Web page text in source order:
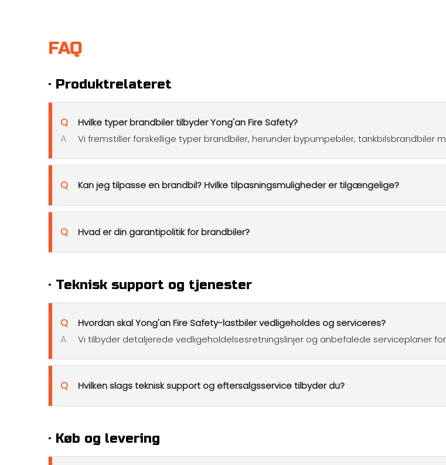
FAQ
· Produktrelateret
Q Hvilke typer brandbiler tilbyder Yong'an Fire Safety?
A Vi fremstiller forskellige typer brandbiler, herunder bypumpebiler, tankbilsbrandbiler
Q Kan jeg tilpasse en brandbil? Hvilke tilpasningsmuligheder er tilgængelige?
Q Hvad er din garantipolitik for brandbiler?
· Teknisk support og tjenester
Q Hvordan skal Yong'an Fire Safety-lastbiler vedligeholdes og serviceres?
A Vi tilbyder detaljerede vedligeholdelsesretningslinjer og anbefalede serviceplaner
Q Hvilken slags teknisk support og eftersalgsservice tilbyder du?
· Køb og levering